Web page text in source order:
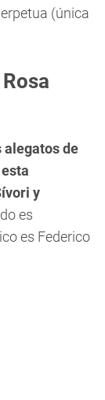
(única
alegatos de
y
es
es Federico